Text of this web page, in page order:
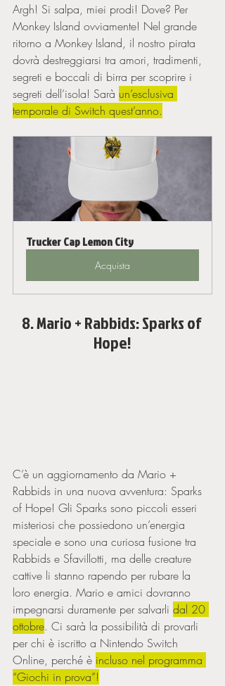
Argh! Si salpa, miei prodi! Dove? Per
Monkey Island ovviamente! Nel grande
ritorno a Monkey Island, il nostro pirata
dovrà destreggiarsi tra amori, tradimenti,
segreti e boccali di birra per scoprire i
segreti dell’isola! Sarà un’esclusiva
temporale di Switch quest’anno.
Trucker Cap Lemon City
Acquista
8. Mario + Rabbids: Sparks of
Hope!
C’è un aggiornamento da Mario +
Rabbids in una nuova avventura: Sparks
of Hope! Gli Sparks sono piccoli esseri
misteriosi che possiedono un’energia
speciale e sono una curiosa fusione tra
Rabbids e Sfavillotti, ma delle creature
cattive li stanno rapendo per rubare la
loro energia. Mario e amici dovranno
impegnarsi duramente per salvarli dal 20
ottobre. Ci sarà la possibilità di provarli
per chi è iscritto a Nintendo Switch
Online, perché è incluso nel programma
“Giochi in prova”!